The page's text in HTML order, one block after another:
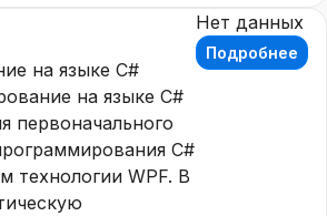
на языке C#
на языке C#
первоначального
C#
технологии WPF. В
Нет данных
Подробнее